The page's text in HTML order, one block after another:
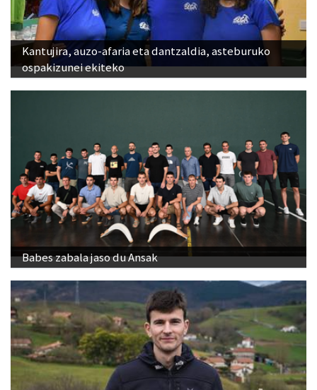
Kantujira, auzo-afaria eta dantzaldia, asteburuko
ospakizunei ekiteko
Babes zabala jaso du Ansak